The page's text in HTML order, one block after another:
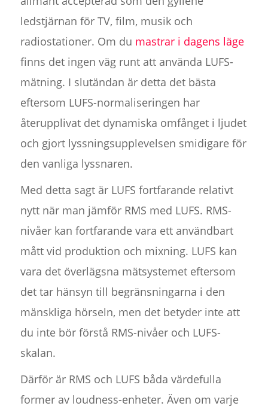
ledstjärnan för TV, film, musik och
radiostationer. Om du mastrar i dagens läge
finns det ingen väg runt att använda LUFS-
mätning. I slutändan är detta det bästa
eftersom LUFS-normaliseringen har
återupplivat det dynamiska omfånget i ljudet
och gjort lyssningsupplevelsen smidigare för
den vanliga lyssnaren.
Med detta sagt är LUFS fortfarande relativt
nytt när man jämför RMS med LUFS. RMS-
nivåer kan fortfarande vara ett användbart
mått vid produktion och mixning. LUFS kan
vara det överlägsna mätsystemet eftersom
det tar hänsyn till begränsningarna i den
mänskliga hörseln, men det betyder inte att
du inte bör förstå RMS-nivåer och LUFS-
skalan.
Därför är RMS och LUFS båda värdefulla
former av loudness-enheter. Även om varje